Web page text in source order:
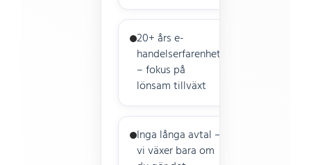
20+ års e-
handelserfarenhet
– fokus på
lönsam tillväxt
Inga långa avtal –
vi växer bara om